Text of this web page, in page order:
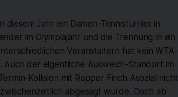
diesem Jahr ein Damen-Tennisturnier in
im Olympiajahr und die Trennung in ein
Veranstaltern hat kein WTA-
Auch der eigentliche Ausweich-Standort im
Kollision mit Rapper Finch Asozial nicht
abgesagt wurde. Doch ab